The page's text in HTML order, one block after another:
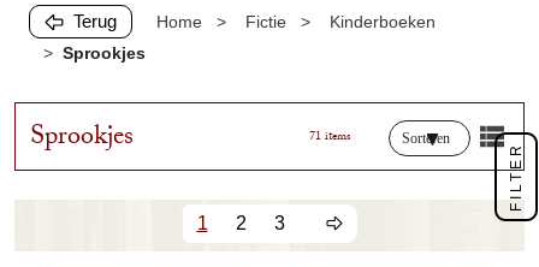
Terug Home Fictie
Kinderboeken
Sprookjes
Sprookjes 71 items Sorteren
1 2 3
FILTER